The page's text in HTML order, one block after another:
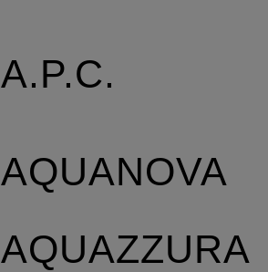
A.P.C.
AQUANOVA
AQUAZZURA